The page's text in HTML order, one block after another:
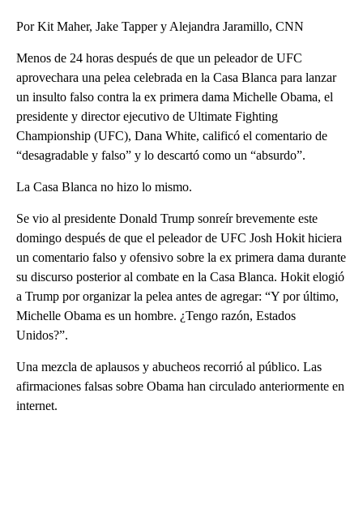
Por Kit Maher, Jake Tapper y Alejandra Jaramillo, CNN
Menos de 24 horas después de que un peleador de UFC
aprovechara una pelea celebrada en la Casa Blanca para lanzar
un insulto falso contra la ex primera dama Michelle Obama, el
presidente y director ejecutivo de Ultimate Fighting
Championship (UFC), Dana White, calificó el comentario de
“desagradable y falso” y lo descartó como un “absurdo”.
La Casa Blanca no hizo lo mismo.
Se vio al presidente Donald Trump sonreír brevemente este
domingo después de que el peleador de UFC Josh Hokit hiciera
un comentario falso y ofensivo sobre la ex primera dama durante
su discurso posterior al combate en la Casa Blanca. Hokit elogió
a Trump por organizar la pelea antes de agregar: “Y por último,
Michelle Obama es un hombre. ¿Tengo razón, Estados
Unidos?”.
Una mezcla de aplausos y abucheos recorrió al público. Las
afirmaciones falsas sobre Obama han circulado anteriormente en
internet.